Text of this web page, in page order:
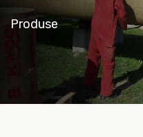
Produse